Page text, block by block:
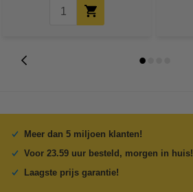
Meer dan 5 miljoen klanten!
Voor 23.59 uur besteld, morgen in huis!
Laagste prijs garantie!